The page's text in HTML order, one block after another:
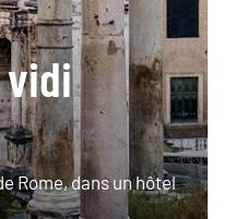
Rome, dans un hôtel